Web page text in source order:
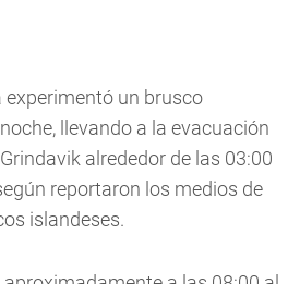
un brusco
llevando a la evacuación
alrededor de las 03:00
reportaron los medios de
islandeses.